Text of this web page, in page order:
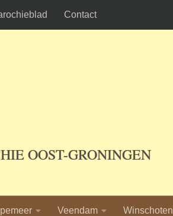
Contact
OOST-GRONINGEN
Veendam Winschoten